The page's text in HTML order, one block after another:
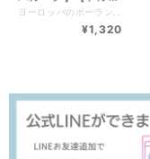
バルーン】【ホイル
【誕生日】【バース
¥1,320